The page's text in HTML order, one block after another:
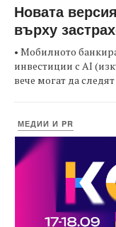
Новата
върху
• Мобилното
инвестиции с AI
вече могат да
МЕДИИ И PR